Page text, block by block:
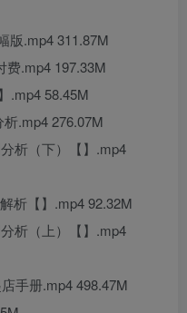
版.mp4 311.87M
费.mp4 197.33M
.mp4 58.45M
.mp4 276.07M
析（下）【】.mp4
析【】.mp4 92.32M
析（上）【】.mp4
手册.mp4 498.47M